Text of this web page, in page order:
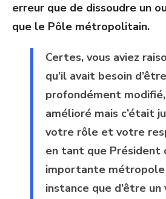
erreur que de dissoudre un
que le Pôle métropolitain.
Certes, vous aviez
qu’il avait besoin d’être
profondément
amélioré mais c’était
votre rôle et votre
en tant que Président
importante
instance que d’être